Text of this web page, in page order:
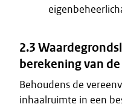
2.3
berekening van
Behoudens de
inhaalruimte in een